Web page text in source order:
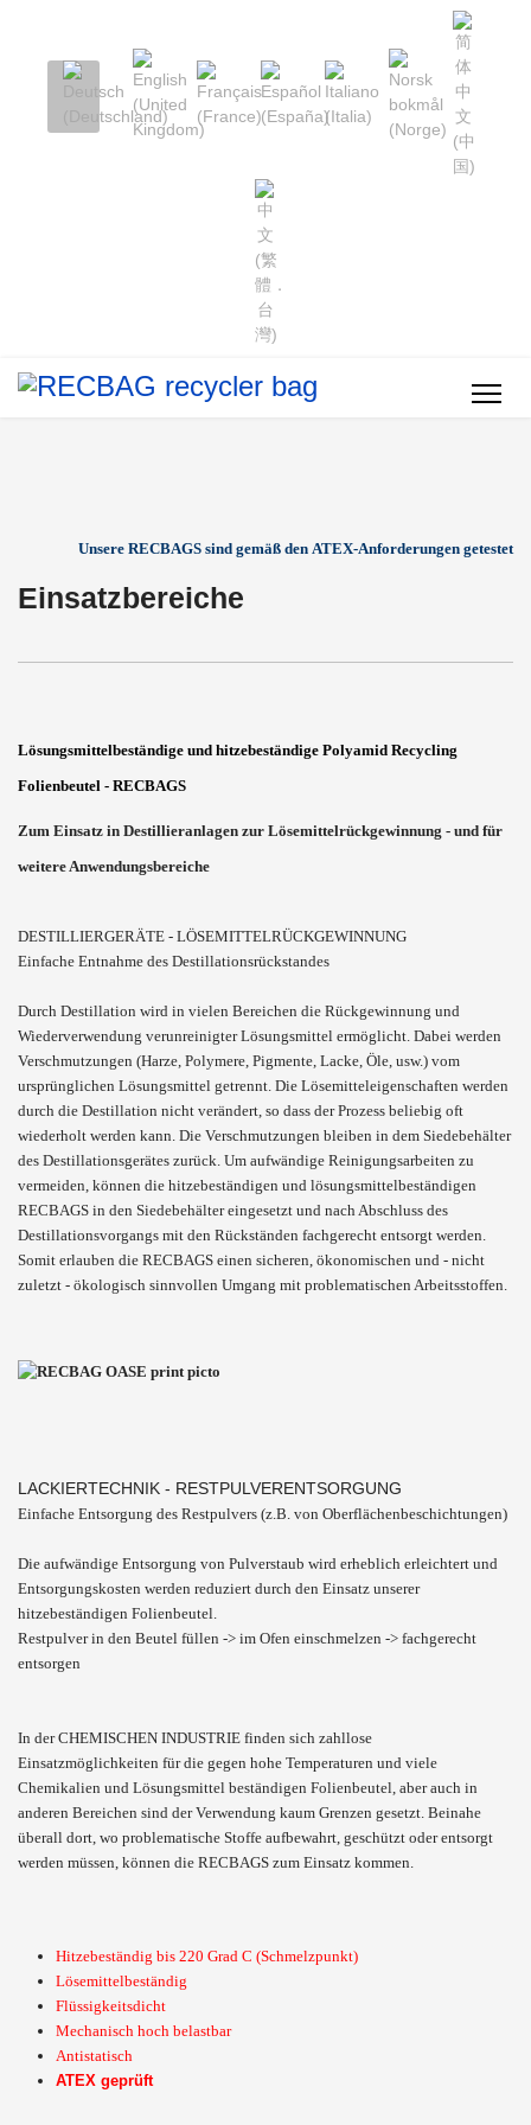
Unsere RECBAGS sind gemäß den ATEX-Anforderungen getestet
Einsatzbereiche
Lösungsmittelbeständige und hitzebeständige Polyamid Recycling
Folienbeutel - RECBAGS
Zum Einsatz in Destillieranlagen zur Lösemittelrückgewinnung - und für
weitere Anwendungsbereiche
DESTILLIERGERÄTE - LÖSEMITTELRÜCKGEWINNUNG
Einfache Entnahme des Destillationsrückstandes
Durch Destillation wird in vielen Bereichen die Rückgewinnung und
Wiederverwendung verunreinigter Lösungsmittel ermöglicht. Dabei werden
Verschmutzungen (Harze, Polymere, Pigmente, Lacke, Öle, usw.) vom
ursprünglichen Lösungsmittel getrennt. Die Lösemitteleigenschaften werden
durch die Destillation nicht verändert, so dass der Prozess beliebig oft
wiederholt werden kann. Die Verschmutzungen bleiben in dem Siedebehälter
des Destillationsgerätes zurück. Um aufwändige Reinigungsarbeiten zu
vermeiden, können die hitzebeständigen und lösungsmittelbeständigen
RECBAGS in den Siedebehälter eingesetzt und nach Abschluss des
Destillationsvorgangs mit den Rückständen fachgerecht entsorgt werden.
Somit erlauben die RECBAGS einen sicheren, ökonomischen und - nicht
zuletzt - ökologisch sinnvollen Umgang mit problematischen Arbeitsstoffen.
LACKIERTECHNIK - RESTPULVERENTSORGUNG
Einfache Entsorgung des Restpulvers (z.B. von Oberflächenbeschichtungen)
Die aufwändige Entsorgung von Pulverstaub wird erheblich erleichtert und
Entsorgungskosten werden reduziert durch den Einsatz unserer
hitzebeständigen Folienbeutel.
Restpulver in den Beutel füllen -> im Ofen einschmelzen -> fachgerecht
entsorgen
In der CHEMISCHEN INDUSTRIE finden sich zahllose
Einsatzmöglichkeiten für die gegen hohe Temperaturen und viele
Chemikalien und Lösungsmittel beständigen Folienbeutel, aber auch in
anderen Bereichen sind der Verwendung kaum Grenzen gesetzt. Beinahe
überall dort, wo problematische Stoffe aufbewahrt, geschützt oder entsorgt
werden müssen, können die RECBAGS zum Einsatz kommen.
Hitzebeständig bis 220 Grad C (Schmelzpunkt)
Lösemittelbeständig
Flüssigkeitsdicht
Mechanisch hoch belastbar
Antistatisch
ATEX geprüft